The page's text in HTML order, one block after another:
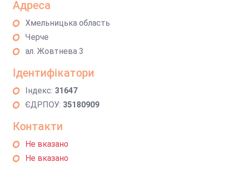
Адреса
Хмельницька область
Черче
ал. Жовтнева 3
Ідентифікатори
Індекс: 31647
ЄДРПОУ: 35180909
Контакти
Не вказано
Не вказано